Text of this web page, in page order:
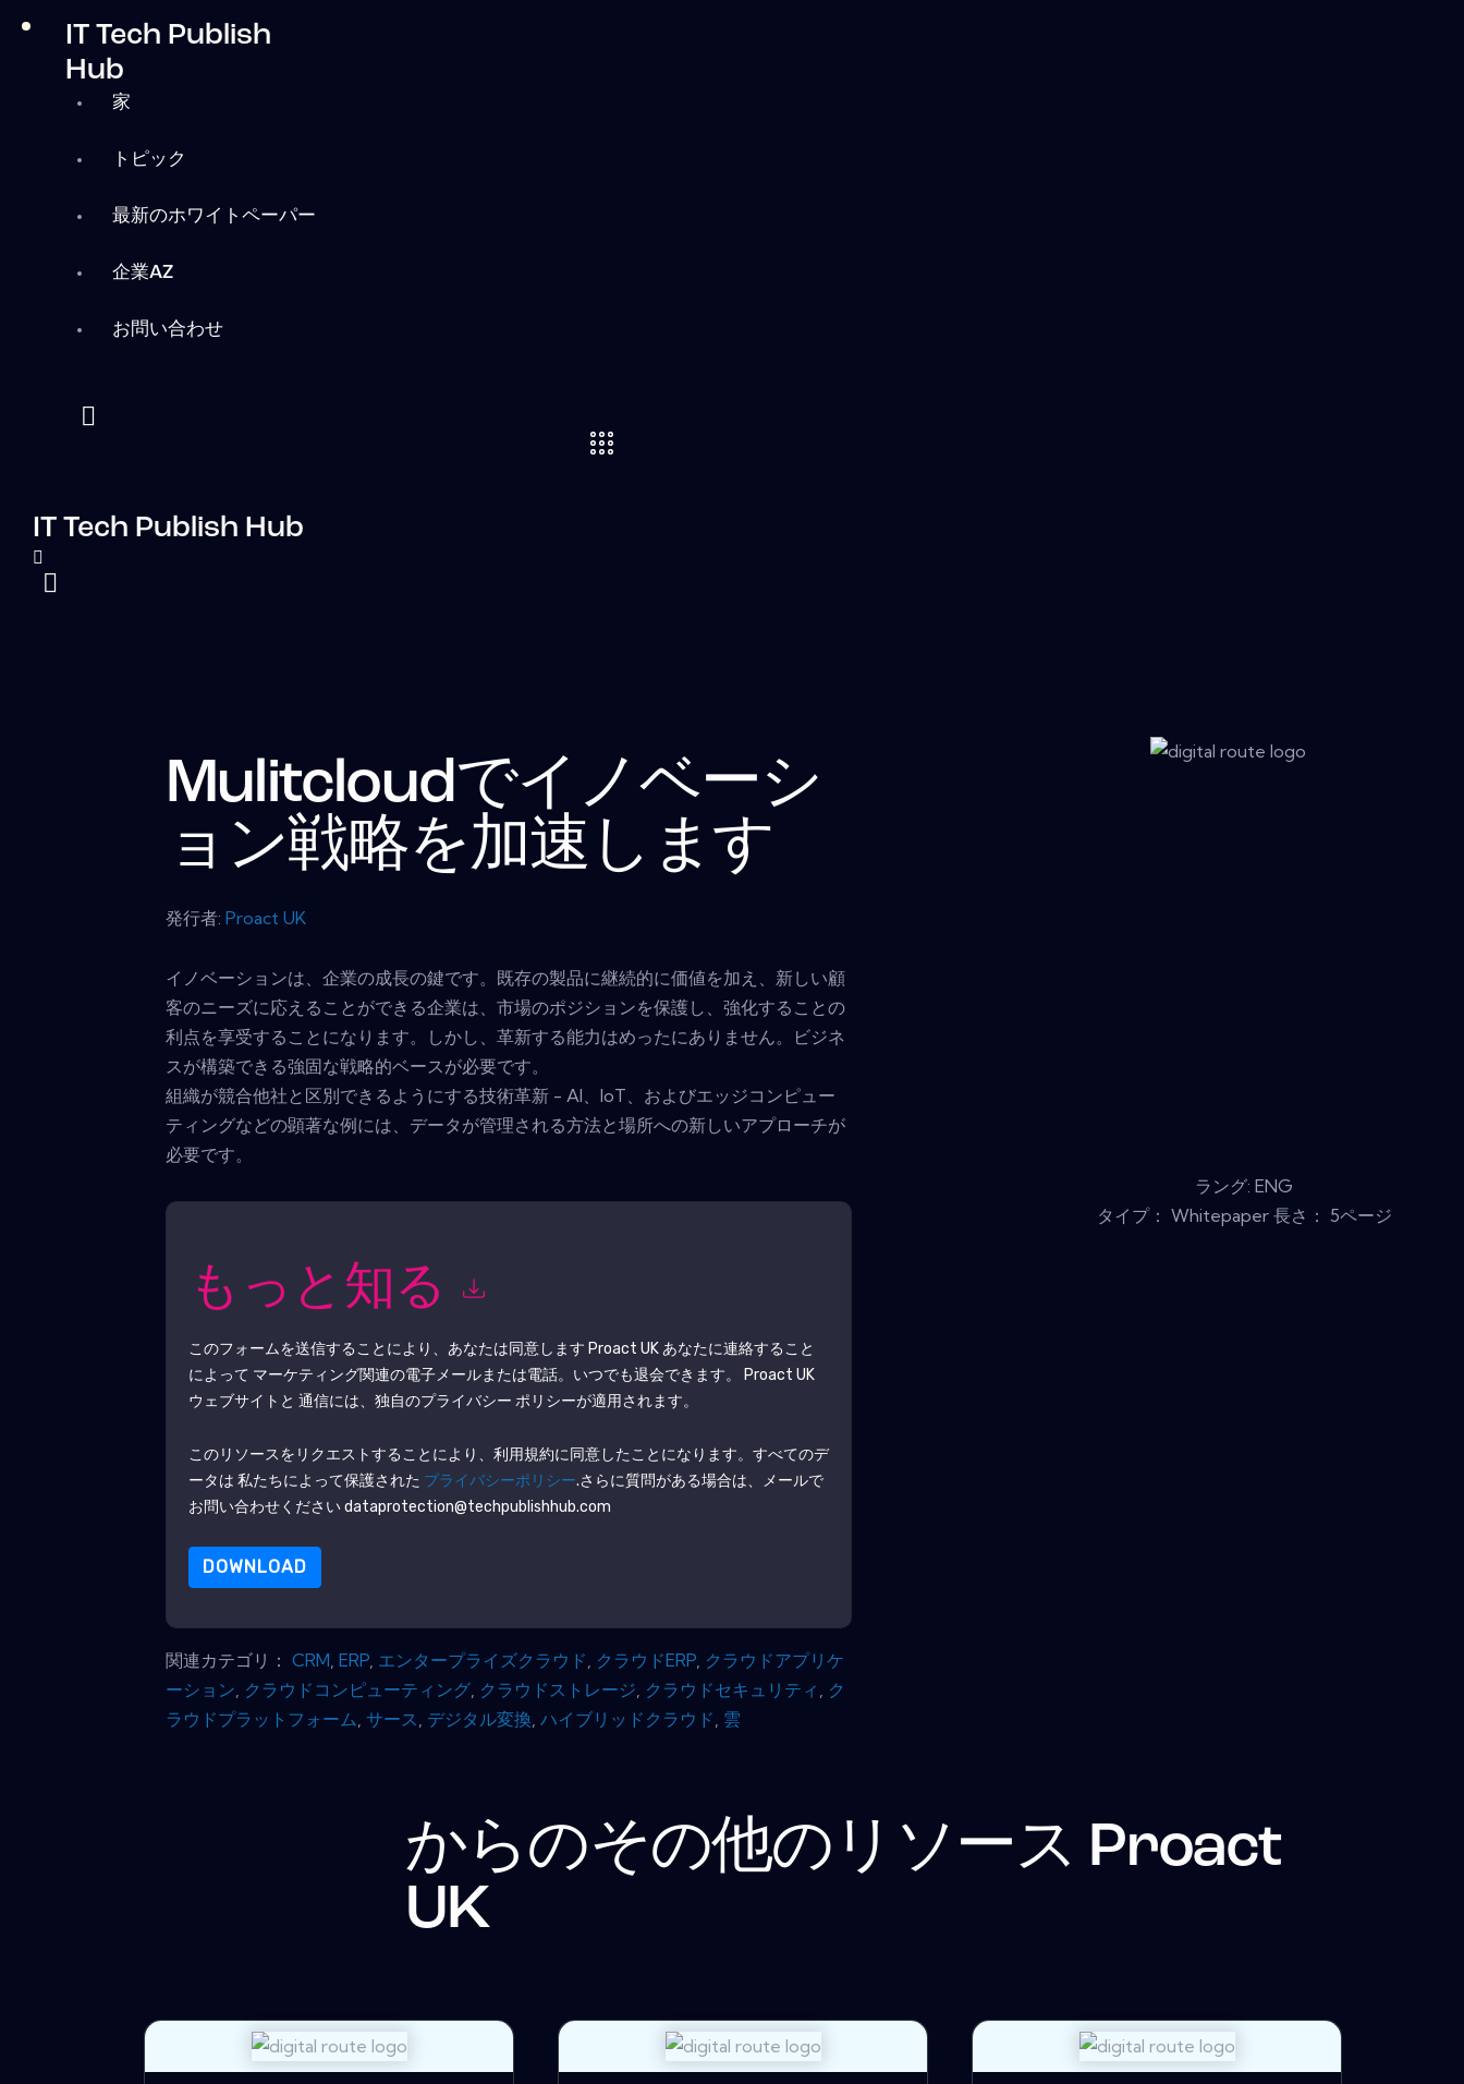
IT Tech Publish
Hub
家
トピック
最新のホワイトペーパー
企業AZ
お問い合わせ
IT Tech Publish Hub
Mulitcloudでイノベーシ
ョン戦略を加速します
発行者: Proact UK
イノベーションは、企業の成長の鍵です。既存の製品に継続的に価値を加え、新しい顧
客のニーズに応えることができる企業は、市場のポジションを保護し、強化することの
利点を享受することになります。しかし、革新する能力はめったにありません。ビジネ
スが構築できる強固な戦略的ベースが必要です。
組織が競合他社と区別できるようにする技術革新 - AI、IoT、およびエッジコンピュー
ティングなどの顕著な例には、データが管理される方法と場所への新しいアプローチが
必要です。
もっと知る
このフォームを送信することにより、あなたは同意します Proact UKあなたに連絡すること
によって マーケティング関連の電子メールまたは電話。いつでも退会できます。
Proact UK
ウェブサイトと 通信には、独自のプライバシー ポリシーが適用されます。
このリソースをリクエストすることにより、利用規約に同意したことになります。すべてのデ
ータは 私たちによって保護された プライバシーポリシー.さらに質問がある場合は、メールで
お問い合わせください dataprotection@techpublishhub.com
DOWNLOAD
関連カテゴリ： CRM, ERP, エンタープライズクラウド, クラウドERP, クラウドアプリケ
ーション, クラウドコンピューティング, クラウドストレージ, クラウドセキュリティ , ク
ラウドプラットフォーム, サース, デジタル変換, ハイブリッドクラウド, 雲
ラング: ENG
タイプ： Whitepaper 長さ： 5ページ
からのその他のリソース Proact
UK